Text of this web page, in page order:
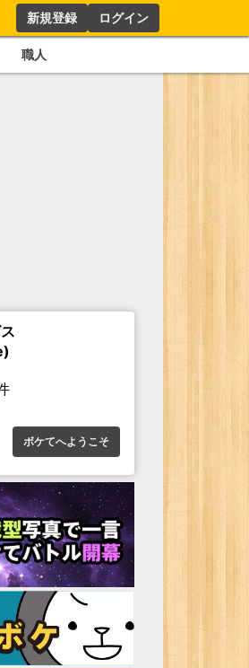
新規登録 ログイン
職人
ボケてへようこそ